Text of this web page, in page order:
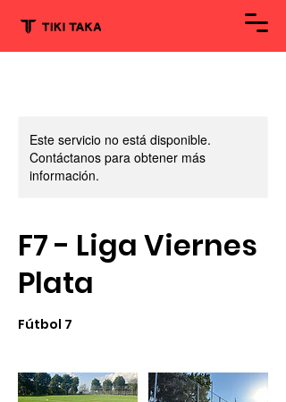
Este servicio no está disponible.
Contáctanos para obtener más
información.
F7 - Liga Viernes
Plata
Fútbol 7